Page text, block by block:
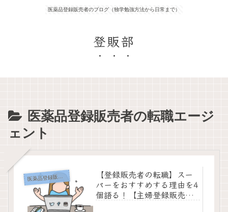
医薬品登録販売者のブログ（独学勉強方法から日常まで）
登販部
医薬品登録販売者の転職エージ
ェント
医薬品登録販売者の転職エージェント
【登録販売者の転職】スー
パーをおすすめする理由を4
個語る！【主婦登録販売者